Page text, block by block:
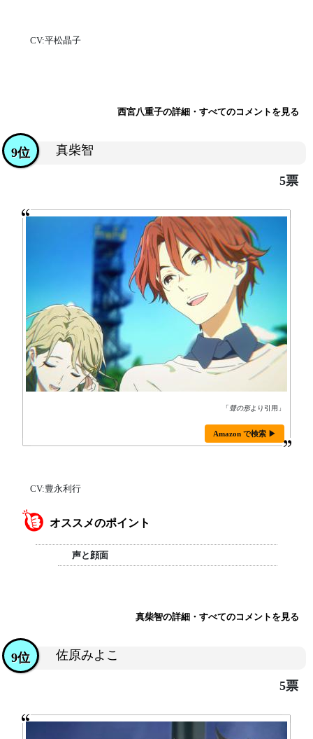
CV:平松晶子
西宮八重子の詳細・すべてのコメントを見る
真柴智
9位
5票
「聲の形より引用」
Amazon で検索 ▶
CV:豊永利行
オススメのポイント
声と顔面
真柴智の詳細・すべてのコメントを見る
佐原みよこ
9位
5票